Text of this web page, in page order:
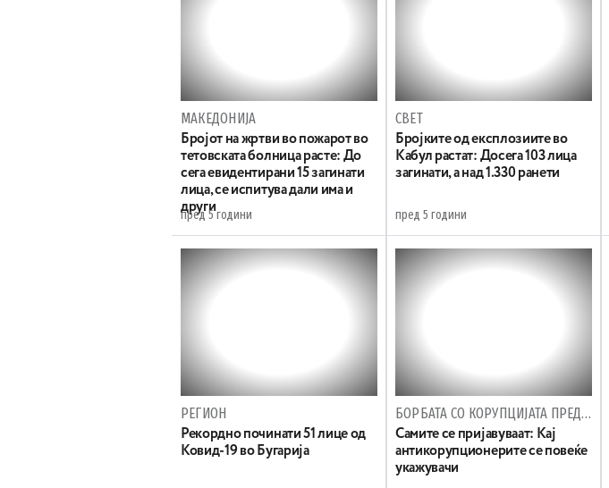
МАКЕДОНИЈА
Бројот на жртви во пожарот во
тетовската болница расте: До
сега евидентирани 15 загинати
лица, се испитува дали има и
други
пред 5 години
СВЕТ
Бројките од експлозиите во
Кабул растат: Досега 103 лица
загинати, а над 1.330 ранети
пред 5 години
РЕГИОН
Рекордно починати 51 лице од
Ковид-19 во Бугарија
БОРБАТА СО КОРУПЦИЈАТА ПРЕДИЗВИК ЗА ГРАЃАНИТЕ
Самите се пријавуваат: Кај
антикорупционерите се повеќе
укажувачи